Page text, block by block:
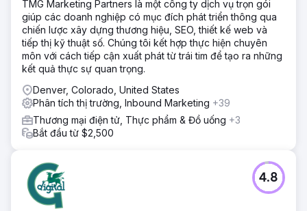
TMG Marketing Partners là một công ty dịch vụ trọn gói
giúp các doanh nghiệp có mục đích phát triển thông qua
chiến lược xây dựng thương hiệu, SEO, thiết kế web và
tiếp thị kỹ thuật số. Chúng tôi kết hợp thực hiện chuyên
môn với cách tiếp cận xuất phát từ trái tim để tạo ra những
kết quả thực sự quan trọng.
Denver, Colorado, United States
Phân tích thị trường, Inbound Marketing +39
Thương mại điện tử, Thực phẩm & Đồ uống +3
Bắt đầu từ $2,500
4.8